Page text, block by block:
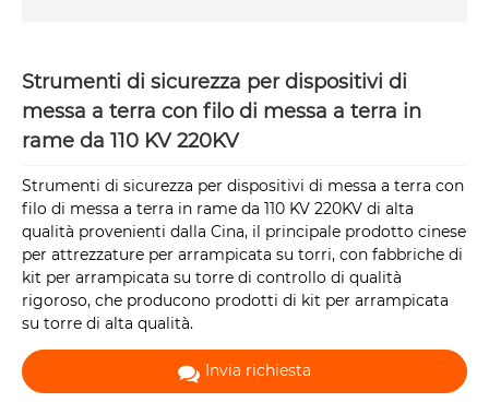
Strumenti di sicurezza per dispositivi di
messa a terra con filo di messa a terra in
rame da 110 KV 220KV
Strumenti di sicurezza per dispositivi di messa a terra con
filo di messa a terra in rame da 110 KV 220KV di alta
qualità provenienti dalla Cina, il principale prodotto cinese
per attrezzature per arrampicata su torri, con fabbriche di
kit per arrampicata su torre di controllo di qualità
rigoroso, che producono prodotti di kit per arrampicata
su torre di alta qualità.
Invia richiesta